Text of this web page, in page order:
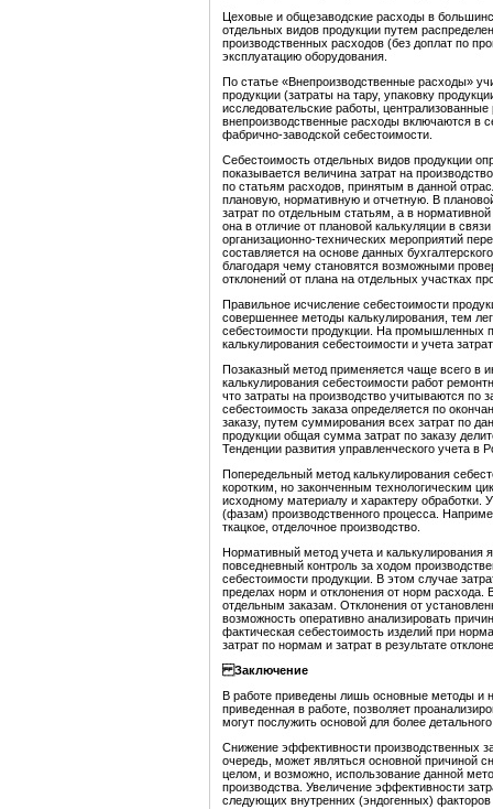
Цеховые и общезаводские расходы в
отдельных видов продукции путем
производственных расходов (без доплат по
эксплуатацию оборудования.
По статье «Внепроизводственные расходы»
продукции (затраты на тару, упаковку
исследовательские работы,
внепроизводственные расходы включаются в
фабрично-заводской себестоимости.
Себестоимость отдельных видов продукции
показывается величина затрат на
по статьям расходов, принятым в данной
плановую, нормативную и отчетную. В
затрат по отдельным статьям, а в
она в отличие от плановой калькуляции в
организационно-технических мероприятий
составляется на основе данных
благодаря чему становятся возможными
отклонений от плана на отдельных участках
Правильное исчисление себестоимости
совершеннее методы калькулирования, тем
себестоимости продукции. На промышленных
калькулирования себестоимости и учета
Позаказный метод применяется чаще всего в
калькулирования себестоимости работ
что затраты на производство учитываются по
себестоимость заказа определяется по
заказу, путем суммирования всех затрат по
продукции общая сумма затрат по заказу
Тенденции развития управленческого учета
Попередельный метод калькулирования
коротким, но законченным технологическим
исходному материалу и характеру обработки.
(фазам) производственного процесса.
ткацкое, отделочное производство.
Нормативный метод учета и калькулирования
повседневный контроль за ходом
себестоимости продукции. В этом случае
пределах норм и отклонения от норм расхода.
отдельным заказам. Отклонения от
возможность оперативно анализировать
фактическая себестоимость изделий при
затрат по нормам и затрат в результате
Заключение
В работе приведены лишь основные методы и
приведенная в работе, позволяет
могут послужить основой для более
Снижение эффективности производственных
очередь, может являться основной причиной
целом, и возможно, использование данной
производства. Увеличение эффективности
следующих внутренних (эндогенных) факторов